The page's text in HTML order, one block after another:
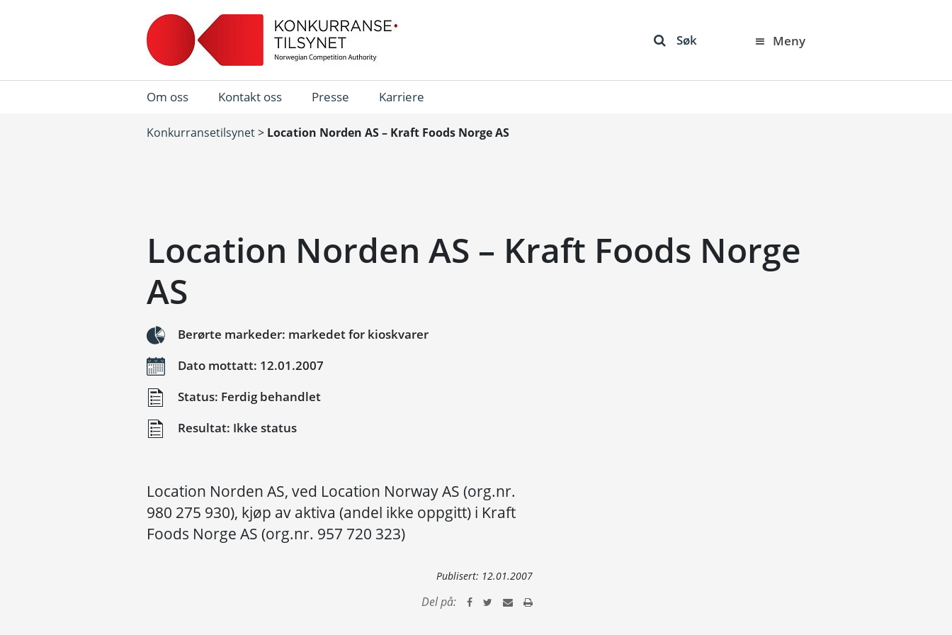
Søk Meny
Om oss Kontakt oss Presse Karriere
Konkurransetilsynet> Location Norden AS – Kraft Foods Norge AS
Location Norden AS – Kraft Foods Norge
AS
Berørte markeder: markedet for kioskvarer
Dato mottatt: 12.01.2007
Status: Ferdig behandlet
Resultat: Ikke status
Location Norden AS, ved Location Norway AS (org.nr.
980 275 930), kjøp av aktiva (andel ikke oppgitt) i Kraft
Foods Norge AS (org.nr. 957 720 323)
Publisert: 12.01.2007
Del på: